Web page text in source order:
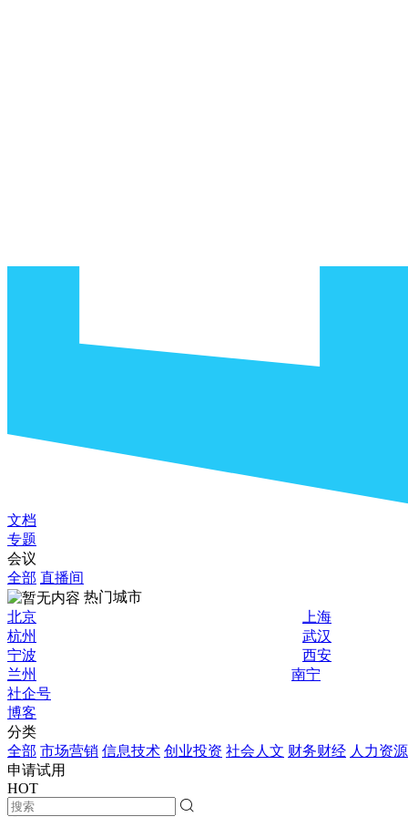
文档
专题
会议
全部 直播间
热门城市
北京
上海
杭州
武汉
宁波
西安
兰州
南宁
社企号
博客
分类
全部 市场营销 信息技术 创业投资 社会人文 财务财经 人力资源
申请试用
HOT